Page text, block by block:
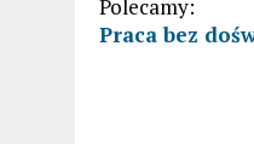
Polecamy:
Praca bez